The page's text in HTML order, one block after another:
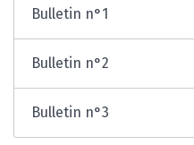
Bulletin n°1
Bulletin n°2
Bulletin n°3